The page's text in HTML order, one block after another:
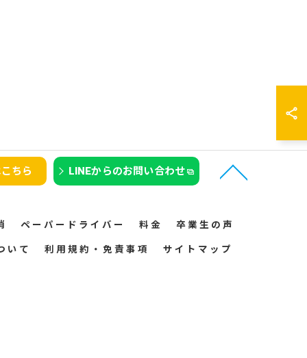
ちら LINEからのお問い合わせ
ペーパードライバー 料金 卒業生の声
いて 利用規約・免責事項 サイトマップ